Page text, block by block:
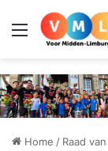
Menu
Home / Raad